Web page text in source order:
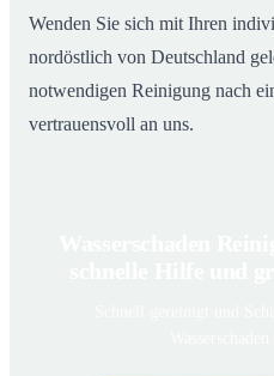
Wenden Sie sich mit Ihren
nordöstlich von Deutschland
notwendigen Reinigung nach
vertrauensvoll an uns.